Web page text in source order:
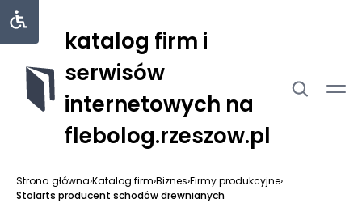
katalog firm i
serwisów
internetowych na
flebolog.rzeszow.pl
Strona główna›Katalog firm›Biznes›Firmy produkcyjne›
Stolarts producent schodów drewnianych